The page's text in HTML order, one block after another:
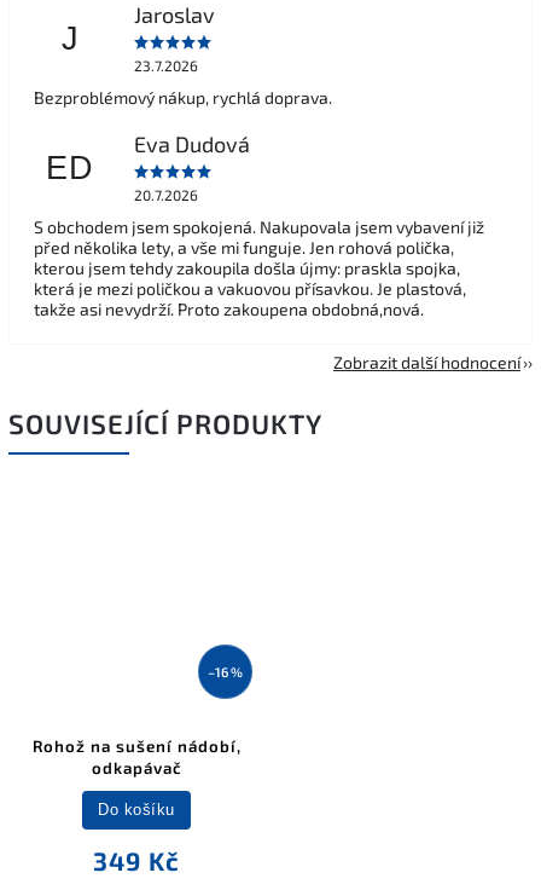
J
Jaroslav
23.7.2026
Bezproblémový nákup, rychlá doprava.
ED
Eva Dudová
20.7.2026
S obchodem jsem spokojená. Nakupovala jsem vybavení již
před několika lety, a vše mi funguje. Jen rohová polička,
kterou jsem tehdy zakoupila došla újmy: praskla spojka,
která je mezi poličkou a vakuovou přísavkou. Je plastová,
takže asi nevydrží. Proto zakoupena obdobná,nová.
Zobrazit další hodnocení
SOUVISEJÍCÍ PRODUKTY
–16 %
Rohož na sušení nádobí,
odkapávač
349 Kč
Do košíku